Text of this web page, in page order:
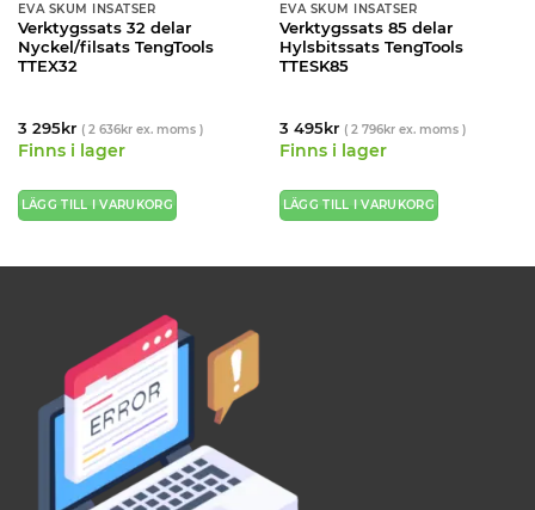
EVA SKUM INSATSER
Verktygssats 32 delar
Nyckel/filsats TengTools
TTEX32
3 295kr ( 2 636krex. moms )
Finns i lager
LÄGG TILL I VARUKORG
EVA SKUM INSATSER
Verktygssats 85 delar
Hylsbitssats TengTools
TTESK85
3 495kr ( 2 796krex. moms )
Finns i lager
LÄGG TILL I VARUKORG